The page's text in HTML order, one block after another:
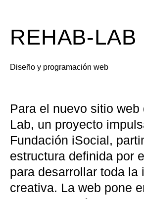
REHAB-LAB
Diseño y programación web
Para el nuevo sitio web
Lab, un proyecto
Fundación iSocial,
estructura definida por
para desarrollar toda la
creativa. La web pone